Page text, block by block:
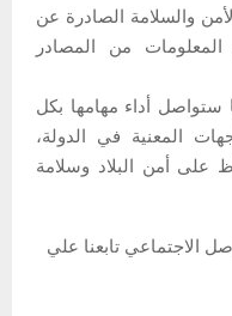
والسلامة الصادرة عن
من المصادر
ستواصل أداء مهامها بكل
المعنية في الدولة،
على أمن البلاد وسلامة
الاجتماعي تابعنا علي